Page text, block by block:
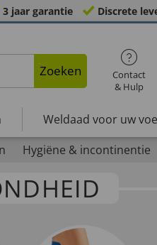
3 jaar garantie Discrete
Zoeken
Contact
& Hulp
Weldaad voor uw
Hygiëne & incontinentie